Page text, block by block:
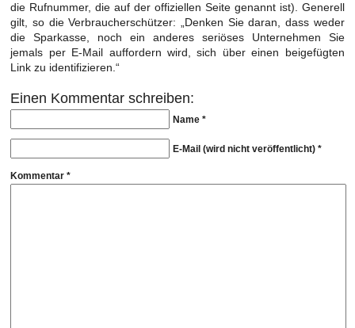
die Rufnummer, die auf der offiziellen Seite genannt ist). Generell
gilt, so die Verbraucherschützer: „Denken Sie daran, dass weder
die Sparkasse, noch ein anderes seriöses Unternehmen Sie
jemals per E-Mail auffordern wird, sich über einen beigefügten
Link zu identifizieren.“
Einen Kommentar schreiben:
Name *
E-Mail (wird nicht veröffentlicht) *
Kommentar *